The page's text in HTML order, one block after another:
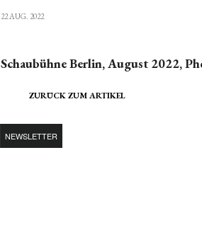
22 AUG. 2022
Schaubühne Berlin, August 2022,
ZURÜCK ZUM ARTIKEL
NEWSLETTER